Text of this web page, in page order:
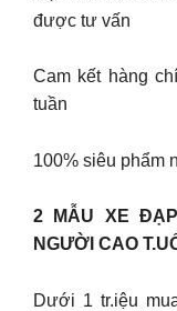
được tư vấn
Cam kết hàng
tuần
100% siêu phẩm
2 MẪU XE
NGƯỜI CAO
Dưới 1 tr.iệu